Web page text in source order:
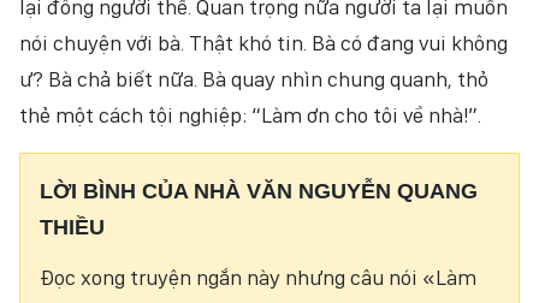
lại đông người thế. Quan trọng nữa người ta lại muốn
nói chuyện với bà. Thật khó tin. Bà có đang vui không
ư? Bà chả biết nữa. Bà quay nhìn chung quanh, thỏ
thẻ một cách tội nghiệp: “Làm ơn cho tôi về nhà!”.
LỜI BÌNH CỦA NHÀ VĂN NGUYỄN QUANG
THIỀU
Đọc xong truyện ngắn này nhưng câu nói «Làm